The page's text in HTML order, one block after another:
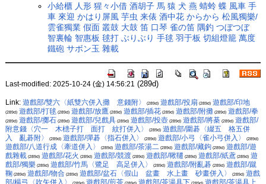
小給櫃 人形 猩々小借 酒胡子 馬 猿 犬 燕 蜻蛉 蝶 風車 手
車 來迎 かはり屏風 芋虫 来俵 酒中花 からから 松風獨樂/
雲雀獨業 假面 叢鼓 大鼓 笛 口琴 雀の笛 隅釣 つぼつぼ
智裏輪 智惠板 毬打 ぶりぶり 手毬 羽于板 切組燈籠 萬度
鐵砲 サボン玉 雜載
Last-modified: 2025-10-24 (金) 14:56:21 (289d)
Link: 遊戲部/雙六〈紙雙六併入攤 意錢附〉 (289d) 遊戲部/投扇 (289d) 遊戲部/印地
(289d) 遊戲部/打毬 (289d) 遊戲部/放鷹 (289d) 遊戲部/插花(289d) 遊戲部/附攤(289d) 遊戲部/拳
(289d) 遊戲部/擲石 (289d) 遊戲部/兒戲具(289d) 遊戲部/投壺(289d) 遊戲部/將棊(289d) 遊戲部/
附意錢〈穴一 木槵子打 面打 紋打併入〉
(289d) 遊戲部/圍碁〈綴五 格五併
入 亂碁附〉
(289d) 遊戲部/彈碁〈指石併入〉 (289d) 遊戲部/小弓〈雀小弓併入〉 (289d)
遊戲部/八道行成〈牽道併入〉 (289d) 遊戲部/茶湯二 (289d) 遊戲部/藏鉤 (289d) 遊戲部/遊
戲雜載 (289d) 遊戲部/花火 (289d) 遊戲部/競渡 (289d) 遊戲部/鞦韆 (289d) 遊戲部/紙鳶 (289d) 遊
戲部/獨樂 (289d) 遊戲部/竹馬〈鷺足 高足併入〉 (289d) 遊戲部/附亂碁(289d) 遊戲部/蹴
鞠 (289d) 遊戲部/物合(289d) 遊戲部/盆石〈假山 盆畫 水上畫 砂畫併入〉 (289d) 遊戲
部/楊弓〈吹矢併入〉
遊戲部/煎茶 遊戲部/茶湯具下 遊戲部/茶湯具上